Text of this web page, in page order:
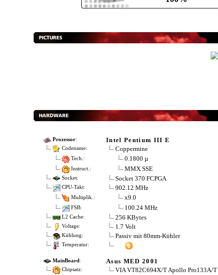
Prozessor: Intel Pentium III E
Codename: Coppermine
Tech.: 0.1800 µ
Instruct.: MMX SSE
Socket: Socket 370 FCPGA
CPU-Takt: 902.12 MHz
Multiplik.: x9.0
FSB: 100.24 MHz
L2 Cache: 256 KBytes
Voltage: 1.7 Volt
Kühlung: Passiv mit 80mm-Kühler
Temperatur:
MainBoard: Asus MED 2001
Chipsatz: VIA VT82C694X/T Apollo Pro133A/T